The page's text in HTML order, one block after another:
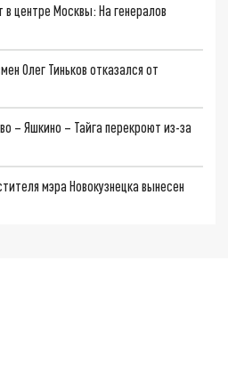
центре Москвы: На генералов
Олег Тиньков отказался от
– Яшкино – Тайга перекроют из-за
мэра Новокузнецка вынесен